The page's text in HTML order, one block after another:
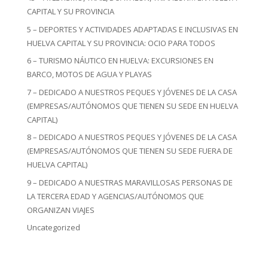
CAPITAL Y SU PROVINCIA
5 – DEPORTES Y ACTIVIDADES ADAPTADAS E INCLUSIVAS EN
HUELVA CAPITAL Y SU PROVINCIA: OCIO PARA TODOS
6 – TURISMO NÁUTICO EN HUELVA: EXCURSIONES EN
BARCO, MOTOS DE AGUA Y PLAYAS
7 – DEDICADO A NUESTROS PEQUES Y JÓVENES DE LA CASA
(EMPRESAS/AUTÓNOMOS QUE TIENEN SU SEDE EN HUELVA
CAPITAL)
8 – DEDICADO A NUESTROS PEQUES Y JÓVENES DE LA CASA
(EMPRESAS/AUTÓNOMOS QUE TIENEN SU SEDE FUERA DE
HUELVA CAPITAL)
9 – DEDICADO A NUESTRAS MARAVILLOSAS PERSONAS DE
LA TERCERA EDAD Y AGENCIAS/AUTÓNOMOS QUE
ORGANIZAN VIAJES
Uncategorized